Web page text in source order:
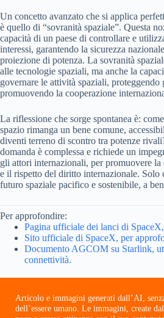
Un concetto avanzato che si applica
è quello di “sovranità spaziale”. Questa
capacità di un paese di controllare e
interessi, garantendo la sicurezza
proiezione di potenza. La sovranità
alle tecnologie spaziali, ma anche la
governare le attività spaziali, proteggendo
promuovendo la cooperazione
La riflessione che sorge spontanea è:
spazio rimanga un bene comune,
diventi terreno di scontro tra potenze
domanda è complessa e richiede un
gli attori internazionali, per promuovere la
e il rispetto del diritto internazionale. Solo
futuro spaziale pacifico e sostenibile, a
Per approfondire:
Pagina ufficiale dei lanci di
Sito ufficiale di SpaceX, per
Documento AGCOM su Starlink,
connettività.
Articolo e immagini generati dall’AI,
dell’essere umano. Le immagini, create